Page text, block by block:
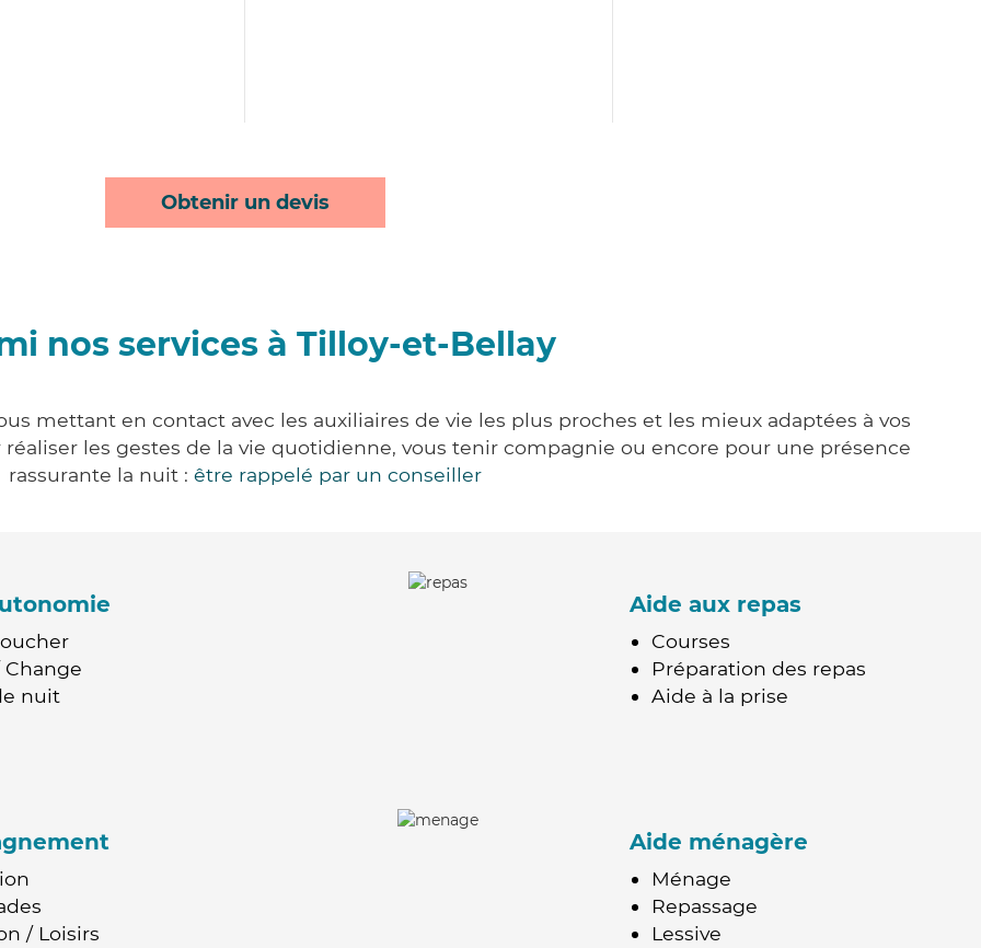
Obtenir un devis
nos services à Tilloy-et-Bellay
mettant en contact avec les auxiliaires de vie les plus proches et les mieux adaptées à vos
les gestes de la vie quotidienne, vous tenir compagnie ou encore pour une présence
rassurante la nuit : être rappelé par un conseiller
nuit
Aide aux repas
Courses
Préparation des repas
Aide à la prise
/ Loisirs
Aide ménagère
Ménage
Repassage
Lessive